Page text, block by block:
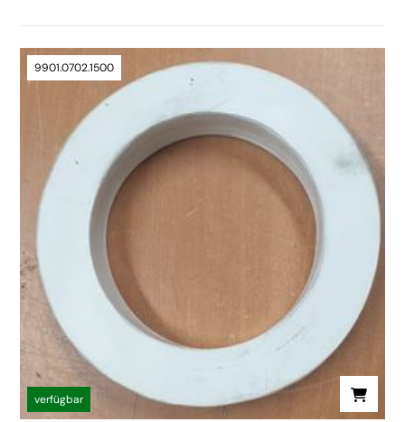
9901.0702.1500
verfügbar